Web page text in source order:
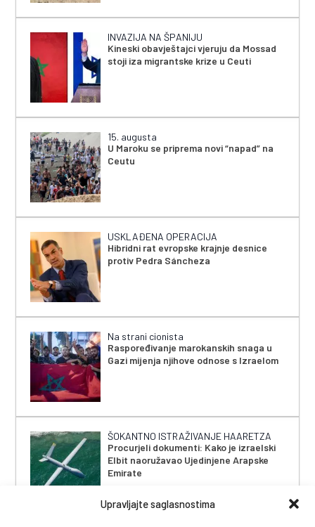
Upravljajte saglasnostima
INVAZIJA NA ŠPANIJU
Kineski obavještajci vjeruju da Mossad
stoji iza migrantske krize u Ceuti
15. augusta
U Maroku se priprema novi “napad” na
Ceutu
USKLAĐENA OPERACIJA
Hibridni rat evropske krajnje desnice
protiv Pedra Sáncheza
Na strani cionista
Raspoređivanje marokanskih snaga u
Gazi mijenja njihove odnose s Izraelom
ŠOKANTNO ISTRAŽIVANJE HAARETZA
Procurjeli dokumenti: Kako je izraelski
Elbit naoružavao Ujedinjene Arapske
Emirate